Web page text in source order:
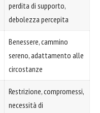
perdita di supporto,
debolezza percepita
Benessere, cammino
sereno, adattamento alle
circostanze
Restrizione, compromessi,
necessità di